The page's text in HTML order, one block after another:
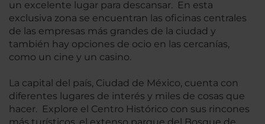
un excelente lugar para descansar. En esta
exclusiva zona se encuentran las oficinas centrales
de las empresas más grandes de la ciudad y
también hay opciones de ocio en las cercanías,
como un cine y un casino.
La capital del país, Ciudad de México, cuenta con
diferentes lugares de interés y miles de cosas que
hacer. Explore el Centro Histórico con sus rincones